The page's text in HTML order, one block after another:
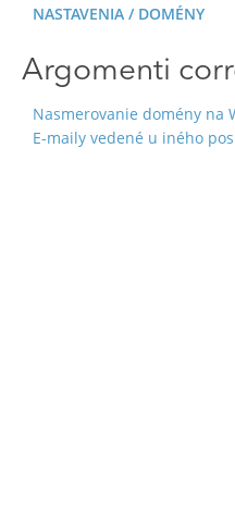
NASTAVENIA / DOMÉNY
Argomenti
Nasmerovanie domény na
E-maily vedené u iného